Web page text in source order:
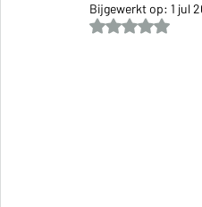
Bijgewerkt op: 1 jul
Beoordeeld